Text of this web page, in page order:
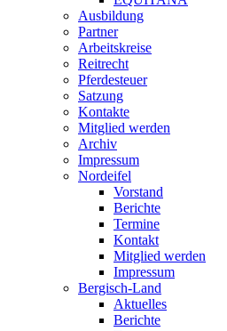
Ausbildung
Partner
Arbeitskreise
Reitrecht
Pferdesteuer
Satzung
Kontakte
Mitglied werden
Archiv
Impressum
Nordeifel
Vorstand
Berichte
Termine
Kontakt
Mitglied werden
Impressum
Bergisch-Land
Aktuelles
Berichte